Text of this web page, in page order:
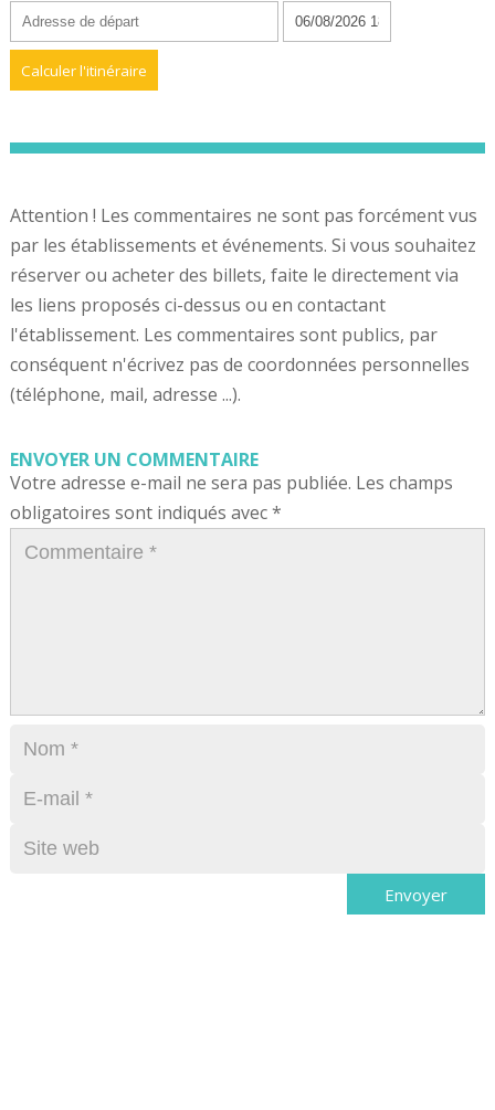
Attention ! Les commentaires ne sont pas forcément vus
par les établissements et événements. Si vous souhaitez
réserver ou acheter des billets, faite le directement via
les liens proposés ci-dessus ou en contactant
l'établissement. Les commentaires sont publics, par
conséquent n'écrivez pas de coordonnées personnelles
(téléphone, mail, adresse ...).
ENVOYER UN COMMENTAIRE
Votre adresse e-mail ne sera pas publiée. Les champs
obligatoires sont indiqués avec*